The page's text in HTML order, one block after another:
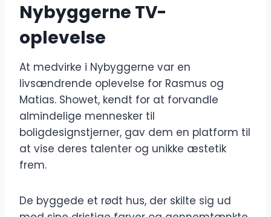
Nybyggerne TV-
oplevelse
At medvirke i Nybyggerne var en
livsændrende oplevelse for Rasmus og
Matias. Showet, kendt for at forvandle
almindelige mennesker til
boligdesignstjerner, gav dem en platform til
at vise deres talenter og unikke æstetik
frem.
De byggede et rødt hus, der skilte sig ud